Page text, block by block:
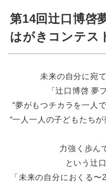
第14回辻󠄀口博啓
はがきコンテス
未来の自分に宛て
「辻󠄀口博啓 夢
“夢がもつチカラを一人
“一人一人の子どもたち
力強く歩ん
という辻󠄀
「未来の自分におくる